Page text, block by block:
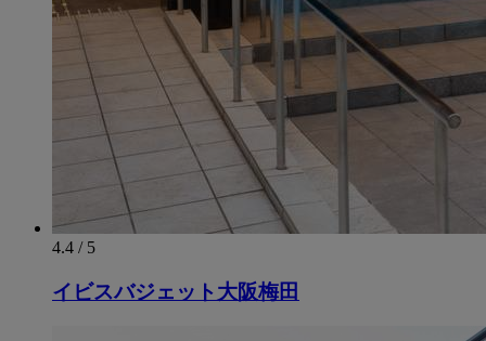
4.4 / 5
イビスバジェット大阪梅田